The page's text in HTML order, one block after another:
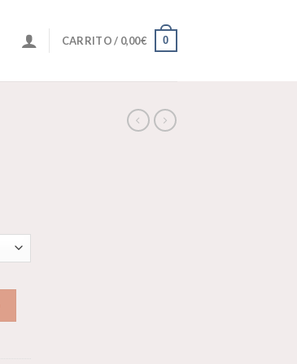
CARRITO / 0,00€ 0